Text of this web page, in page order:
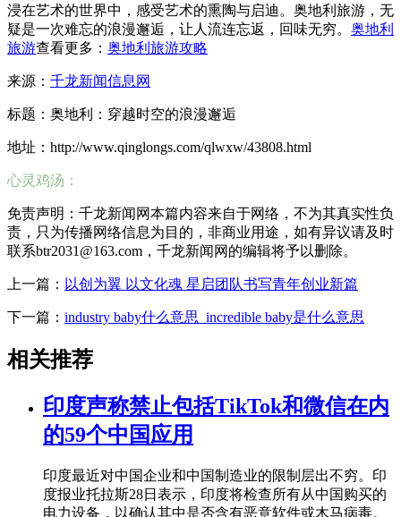
浸在艺术的世界中，感受艺术的熏陶与启迪。奥地利旅游，无
疑是一次难忘的浪漫邂逅，让人流连忘返，回味无穷。 奥地利
旅游查看更多： 奥地利旅游攻略
来源： 千龙新闻信息网
标题：奥地利：穿越时空的浪漫邂逅
地址：http://www.qinglongs.com/qlwxw/43808.html
心灵鸡汤：
免责声明：千龙新闻网本篇内容来自于网络，不为其真实性负
责，只为传播网络信息为目的，非商业用途，如有异议请及时
联系btr2031@163.com，千龙新闻网的编辑将予以删除。
上一篇： 以创为翼 以文化魂 星启团队书写青年创业新篇
下一篇： industry baby什么意思_incredible baby是什么意思
相关推荐
印度声称禁止包括TikTok和微信在内
的59个中国应用
印度最近对中国企业和中国制造业的限制层出不穷。印
度报业托拉斯28日表示，印度将检查所有从中国购买的
电力设备，以确认其中是否含有恶意软件或木马病毒。